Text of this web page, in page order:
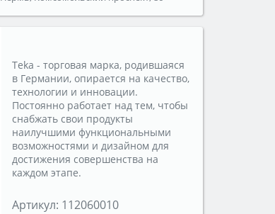
Teka - торговая марка, родившаяся
в Германии, опирается на качество,
технологии и инновации.
Постоянно работает над тем, чтобы
снабжать свои продукты
наилучшими функциональными
возможностями и дизайном для
достижения совершенства на
каждом этапе.
Артикул: 112060010